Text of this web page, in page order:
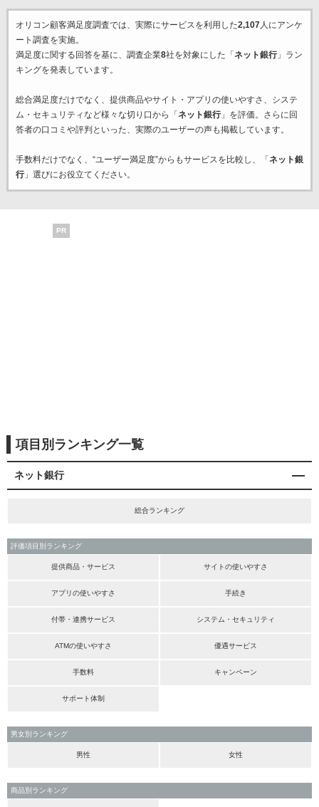
オリコン顧客満足度調査では、実際にサービスを利用した2,107人にアンケ
ート調査を実施。
満足度に関する回答を基に、調査企業8社を対象にした「 ネット銀行」ラン
キングを発表しています。
総合満足度だけでなく、提供商品やサイト・アプリの使いやすさ、システ
ム・セキュリティなど様々な切り口から「 ネット銀行」を評価。さらに回
答者の口コミや評判といった、実際のユーザーの声も掲載しています。
手数料だけでなく、“ユーザー満足度”からもサービスを比較し、「 ネット銀
行」選びにお役立てください。
PR
項目別ランキング一覧
ネット銀行
総合ランキング
評価項目別ランキング
提供商品・サービス サイトの使いやすさ
アプリの使いやすさ 手続き
付帯・連携サービス システム・セキュリティ
ATMの使いやすさ 優遇サービス
手数料 キャンペーン
サポート体制
男女別ランキング
男性 女性
商品別ランキング